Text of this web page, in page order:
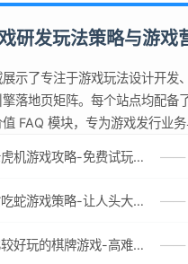
戏研发玩法策略与游戏
展示了专注于游戏玩法设计开发
擎落地页矩阵。每个站点均配备
FAQ 模块，专为游戏发行业
老虎机游戏攻略-免费试玩的老虎机游戏-老虎机游戏币兑换方式 ——
贪吃蛇游戏策略-让人头大的贪吃蛇游戏-贪吃蛇游戏攻略指南 ——
比较好玩的棋牌游戏-高难度棋牌游戏-棋牌游戏到底怎么玩 ——